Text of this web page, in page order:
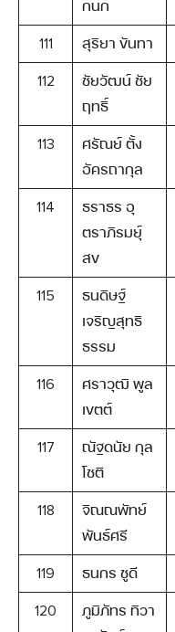
กนก
111 สุริยา ขันทา
112
ชัยวัฒน์ ชัย
ฤทธิ์
113
ศรัณย์ ตั้ง
อัครถากุล
114
ธราธร อุ
ตราภิรมย์ุ
สข
115
ธนดิษฐ์
เจริญสุทธิ
ธรรม
116
ศราวุฒิ พูล
เขตต์
117
ณัฐดนัย กุล
โชติ
118
จิณณพัทย์
พันธ์ศรี
119 ธนกร ชูดี
120
ภูมิภัทร ทิวา